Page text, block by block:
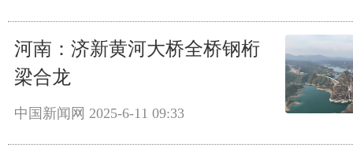
河南：济新黄河大桥全桥钢桁
梁合龙
中国新闻网 2025-6-11 09:33